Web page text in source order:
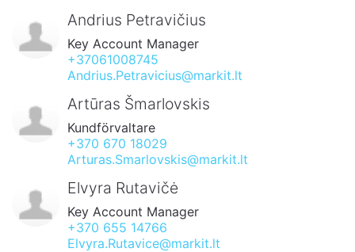
Andrius Petravičius
Key Account Manager
+37061008745
Andrius.Petravicius@markit.lt
Artūras Šmarlovskis
Kundförvaltare
+370 670 18029
Arturas.Smarlovskis@markit.lt
Elvyra Rutavičė
Key Account Manager
+370 655 14766
Elvyra.Rutavice@markit.lt